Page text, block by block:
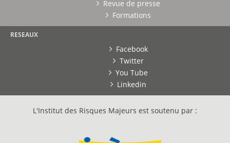
Revue de presse
Formations
RESEAUX
Facebook
Twitter
You Tube
Linkedin
L'Institut des Risques Majeurs est soutenu par :